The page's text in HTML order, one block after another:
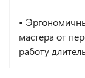
•
мастера от
работу